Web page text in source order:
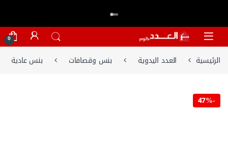
Skip to navigation
Skip to content
0
الرئيسية العدد اليدوية بنس وقصافات بنس عادية
-
47%